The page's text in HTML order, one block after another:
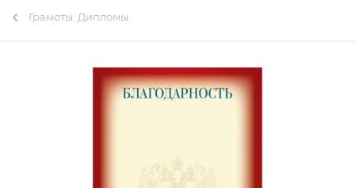
Грамоты. Дипломы